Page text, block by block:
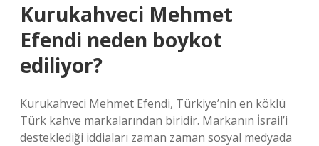
Kurukahveci Mehmet
Efendi neden boykot
ediliyor?
Kurukahveci Mehmet Efendi, Türkiye’nin en köklü
Türk kahve markalarından biridir. Markanın İsrail’i
desteklediği iddiaları zaman zaman sosyal medyada